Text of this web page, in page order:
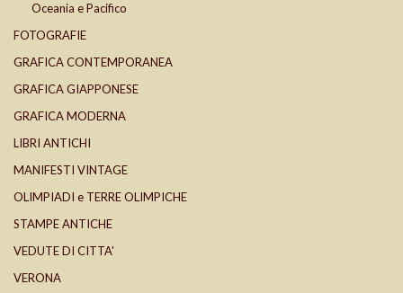
Oceania e Pacifico
FOTOGRAFIE
GRAFICA CONTEMPORANEA
GRAFICA GIAPPONESE
GRAFICA MODERNA
LIBRI ANTICHI
MANIFESTI VINTAGE
OLIMPIADI e TERRE OLIMPICHE
STAMPE ANTICHE
VEDUTE DI CITTA'
VERONA